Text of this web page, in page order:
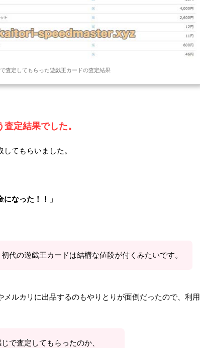
で査定してもらった遊戯王カードの査定結果
定結果でした。
てもらいました。
なった！！」
代の遊戯王カードは結構な値段が付くみたいです。
ルカリに出品するのもやりとりが面倒だったので、利用
で査定してもらったのか、